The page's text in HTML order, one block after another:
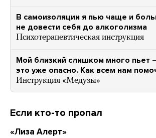
В самоизоляции я пью чаще и
не довести себя до алкоголизма
Психотерапевтическая инструкция
Мой близкий слишком много пьет
это уже опасно. Как всем нам
Инструкция «Медузы»
Если кто-то пропал
«Лиза Алерт»